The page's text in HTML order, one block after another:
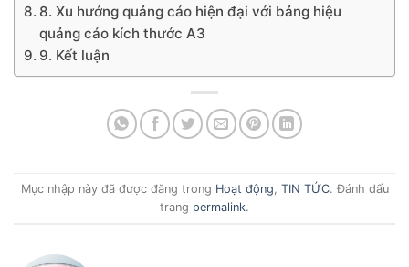
8. Xu hướng quảng cáo hiện đại với bảng hiệu
quảng cáo kích thước A3
9. Kết luận
Mục nhập này đã được đăng trong Hoạt động TIN TỨC. Đánh dấu
trang permalink.